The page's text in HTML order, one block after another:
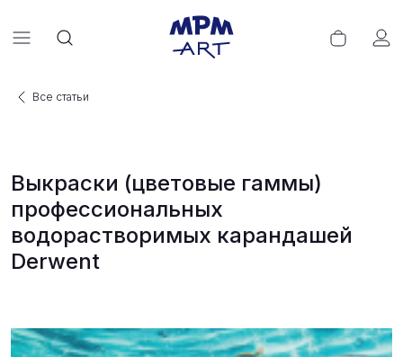
Все статьи
Выкраски (цветовые гаммы)
профессиональных
водорастворимых карандашей
Derwent